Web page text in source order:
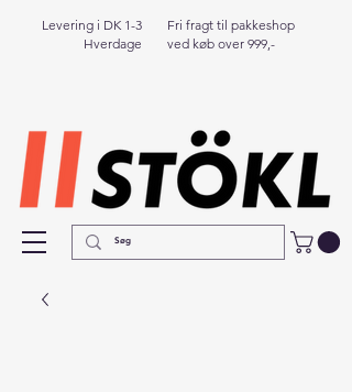
Levering i DK 1-3
Hverdage
Fri fragt til pakkeshop
ved køb over 999,-